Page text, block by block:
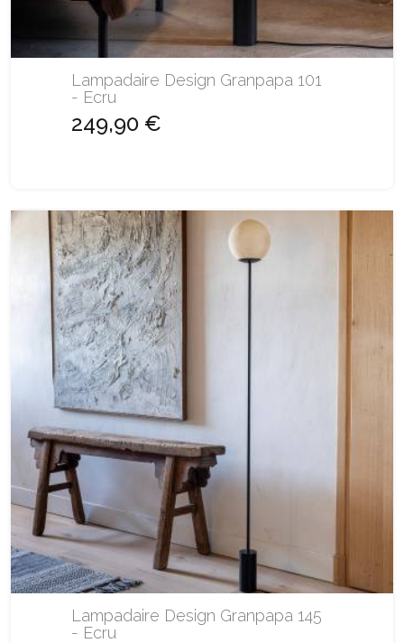
Lampadaire Design Granpapa 101
- Ecru
249,90 €
Lampadaire Design Granpapa 145
- Ecru